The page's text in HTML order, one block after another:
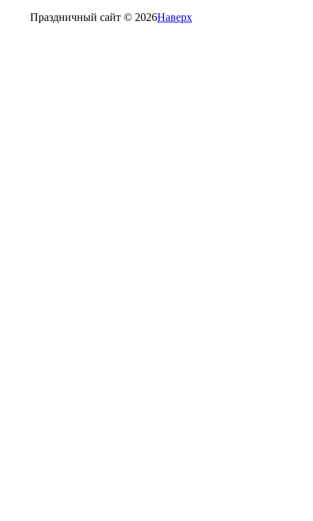
Праздничный сайт © 2026Наверх